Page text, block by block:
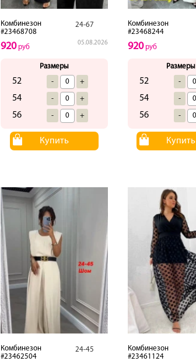
Комбинезон
#23468708
24-67
05.08.2026
920руб
Размеры
52 - +
54 - +
56 - +
Купить
Комбинезон
#23468244
920руб
Размеры
52 -
54 -
56 -
Купить
Комбинезон
#23462504
24-45
Комбинезон
#23461124